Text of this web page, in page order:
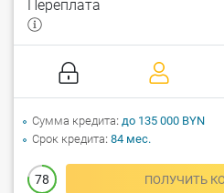
Переплата
78 ПОЛУЧИТЬ
Сумма кредита до 135 000 BYN
Срок кредита 84 мес.